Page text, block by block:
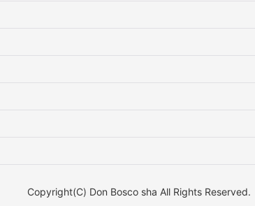
Copyright(C) Don Bosco sha All Rights Reserved.